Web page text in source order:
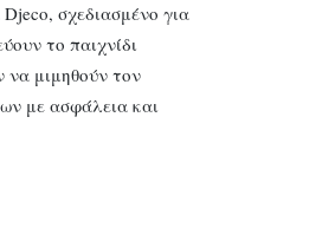
σχεδιασμένο για
το παιχνίδι
να μιμηθούν τον
με ασφάλεια και